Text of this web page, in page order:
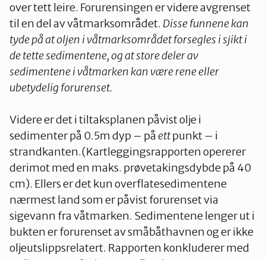
over tett leire. Forurensingen er videre avgrenset
til en del av våtmarksområdet. Disse funnene kan
tyde på at oljen i våtmarksområdet forsegles i sjikt i
de tette sedimentene, og at store deler av
sedimentene i våtmarken kan være rene eller
ubetydelig forurenset.
Videre er det i tiltaksplanen påvist olje i
sedimenter på 0.5m dyp – påettpunkt – i
strandkanten.(Kartleggingsrapporten opererer
derimot med en maks. prøvetakingsdybde på 40
cm). Ellers er det kun overflatesedimentene
nærmest land som er påvist forurenset via
sigevann fra våtmarken. Sedimentene lenger ut i
bukten er forurenset av småbåthavnen og er ikke
oljeutslippsrelatert. Rapporten konkluderer med